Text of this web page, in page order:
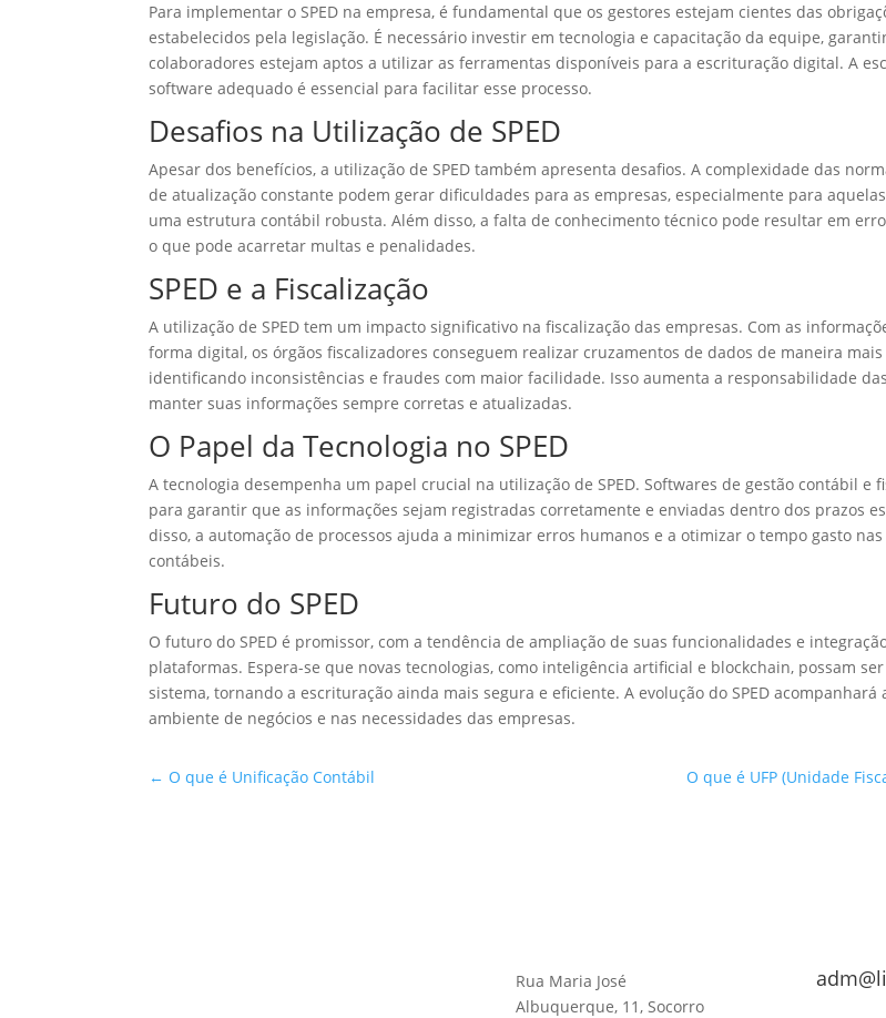
Para implementar o SPED na empresa, é fundamental que os gestores estejam cientes das
estabelecidos pela legislação. É necessário investir em tecnologia e capacitação da equipe,
colaboradores estejam aptos a utilizar as ferramentas disponíveis para a escrituração digital. A
software adequado é essencial para facilitar esse processo.
Desafios na Utilização de SPED
Apesar dos benefícios, a utilização de SPED também apresenta desafios. A complexidade das
de atualização constante podem gerar dificuldades para as empresas, especialmente para
uma estrutura contábil robusta. Além disso, a falta de conhecimento técnico pode resultar em
o que pode acarretar multas e penalidades.
SPED e a Fiscalização
A utilização de SPED tem um impacto significativo na fiscalização das empresas. Com as
forma digital, os órgãos fiscalizadores conseguem realizar cruzamentos de dados de maneira
identificando inconsistências e fraudes com maior facilidade. Isso aumenta a responsabilidade
manter suas informações sempre corretas e atualizadas.
O Papel da Tecnologia no SPED
A tecnologia desempenha um papel crucial na utilização de SPED. Softwares de gestão contábil e
para garantir que as informações sejam registradas corretamente e enviadas dentro dos prazos
disso, a automação de processos ajuda a minimizar erros humanos e a otimizar o tempo gasto
contábeis.
Futuro do SPED
O futuro do SPED é promissor, com a tendência de ampliação de suas funcionalidades e
plataformas. Espera-se que novas tecnologias, como inteligência artificial e blockchain, possam
sistema, tornando a escrituração ainda mais segura e eficiente. A evolução do SPED acompanhará
ambiente de negócios e nas necessidades das empresas.
← O que é Unificação Contábil O que é UFP (Unidade
Rua Maria José
Albuquerque, 11, Socorro